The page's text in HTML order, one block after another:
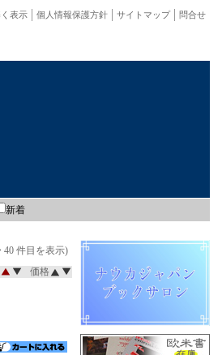
問合せ
サイトマップ
個人情報保護方針
表示
新着
40 件目を表示)
価格